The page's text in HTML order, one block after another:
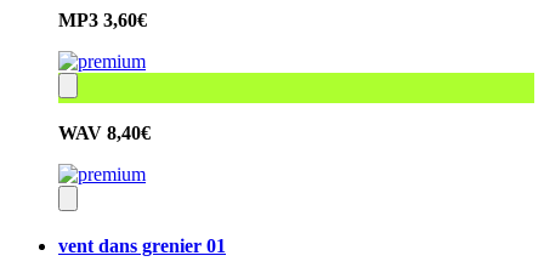
MP3 3,60€
WAV 8,40€
vent dans grenier 01